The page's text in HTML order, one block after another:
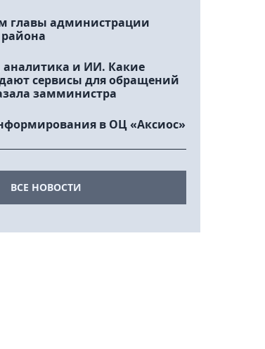
главы администрации
аналитика и ИИ. Какие
сервисы для обращений
замминистра
в ОЦ «Аксиос»
ВСЕ НОВОСТИ